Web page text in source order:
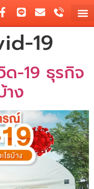
19
-19 ธุรกิจ
าง